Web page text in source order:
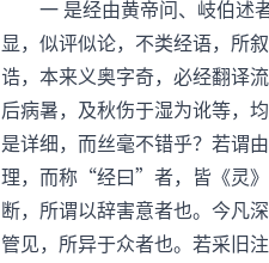
一 是经由黄帝问、岐伯述者
显，似评似论，不类经语，所
诰，本来义奥字奇，必经翻译
后病暑，及秋伤于湿为讹等，
是详细，而丝毫不错乎？若谓
理，而称“经曰”者，皆《灵》
断，所谓以辞害意者也。今凡
管见，所异于众者也。若采旧